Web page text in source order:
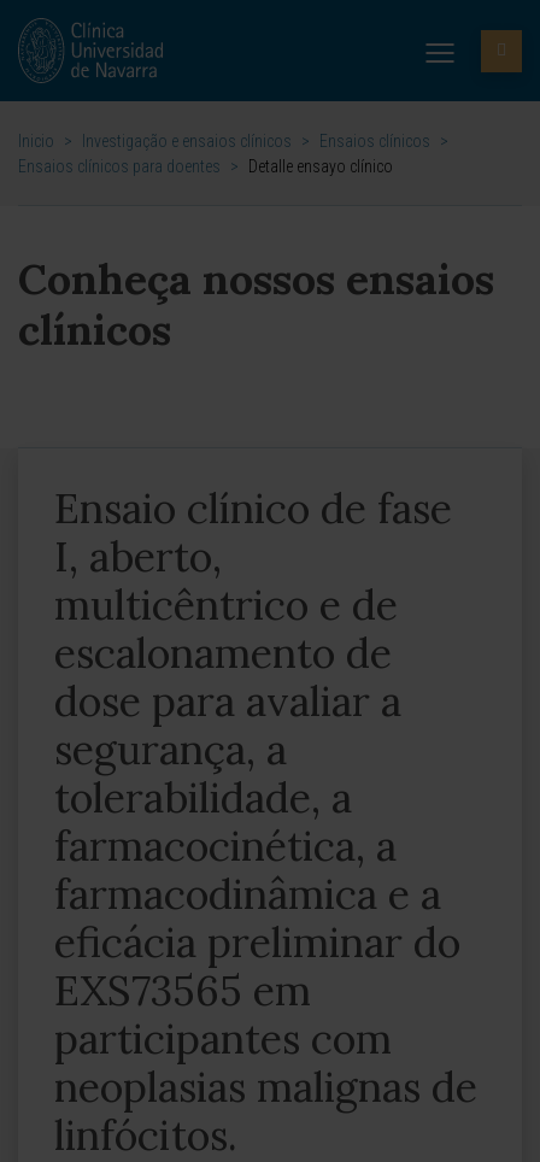
Inicio > Investigação e ensaios clínicos > Ensaios clínicos
>
Ensaios clínicos para doentes
> Detalle ensayo clínico
Conheça nossos ensaios
clínicos
Ensaio clínico de fase
I, aberto,
multicêntrico e de
escalonamento de
dose para avaliar a
segurança, a
tolerabilidade, a
farmacocinética, a
farmacodinâmica e a
eficácia preliminar do
EXS73565 em
participantes com
neoplasias malignas de
linfócitos.